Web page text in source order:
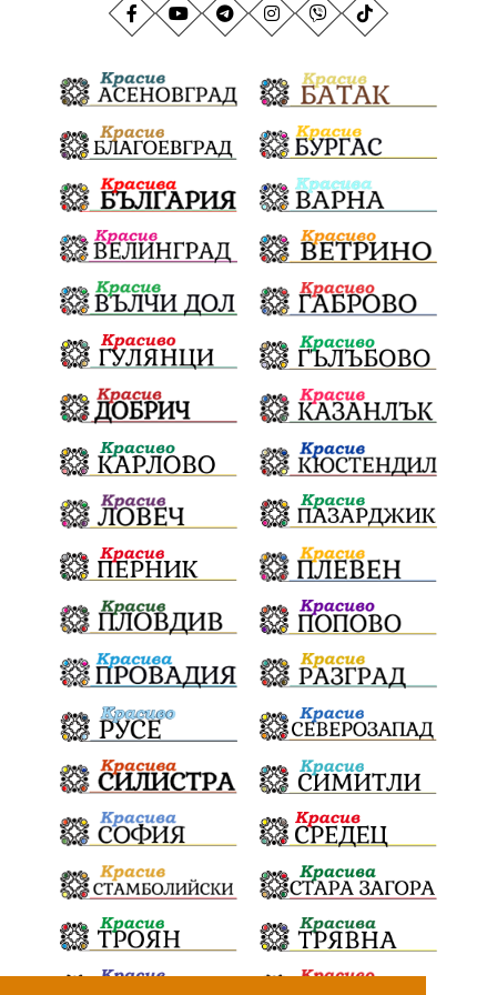
АндрейГюров НационаленРекорд Даулите
Отговорност БългарскиДух ОбщинскиСъвет
Полиграф ДетекторНаЛъжата МВР
ОбезпечителниМерки МестнаВласт Котел
СИК Ружица РайнаКнягиня
ВеселинОрешков Шофьори
НационаленШампион ОрлинОрлиновЕнчев
ВСС СъдебнаРеформа Шантаж
ПолитическиНатиск ЗаплахаЗаАрест
ПартияВеличие ЕкатеринаДафовска Тракия
ПТП Сливен КварталРечица Данъци
ПътнаИнфраструктура Асфалт
БрашноСтоименов ИстинскиХляб
БългарскоКачество Запис
ПолитическоЗадкулисие Микродрон
КомарДрон КитайскаТехнология
ВоенниТехнологии Наркотици